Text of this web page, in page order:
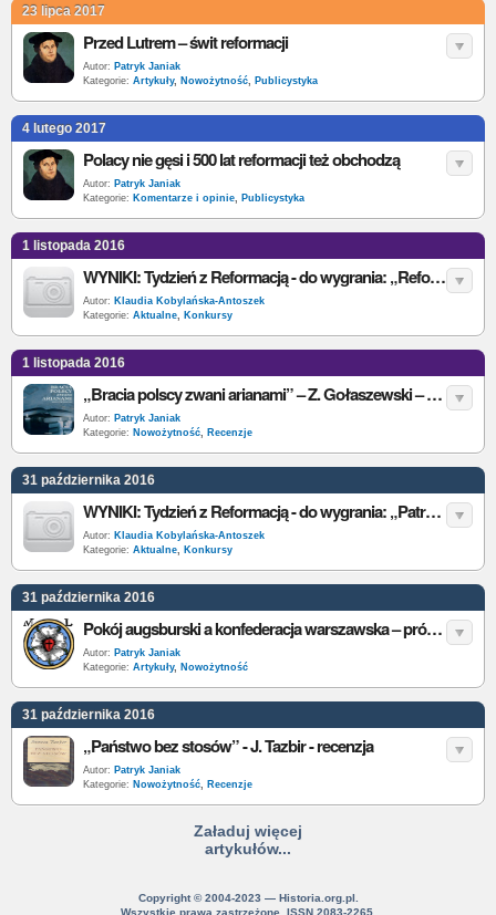
23 lipca 2017
Przed Lutrem – świt reformacji
Autor: Patryk Janiak
Kategorie: Artykuły, Nowożytność, Publicystyka
4 lutego 2017
Polacy nie gęsi i 500 lat reformacji też obchodzą
Autor: Patryk Janiak
Kategorie: Komentarze i opinie, Publicystyka
1 listopada 2016
WYNIKI: Tydzień z Reformacją - do wygrania: „Reformatorzy”
Autor: Klaudia Kobylańska-Antoszek
Kategorie: Aktualne, Konkursy
1 listopada 2016
„Bracia polscy zwani arianami” – Z. Gołaszewski – recenzja
Autor: Patryk Janiak
Kategorie: Nowożytność, Recenzje
31 października 2016
WYNIKI: Tydzień z Reformacją - do wygrania: „Patrzeć, dostrzec, zrozumieć. O ewangelickiej wrażliwości na sztukę”
Autor: Klaudia Kobylańska-Antoszek
Kategorie: Aktualne, Konkursy
31 października 2016
Pokój augsburski a konfederacja warszawska – próba porównania
Autor: Patryk Janiak
Kategorie: Artykuły, Nowożytność
31 października 2016
„Państwo bez stosów” - J. Tazbir - recenzja
Autor: Patryk Janiak
Kategorie: Nowożytność, Recenzje
Załaduj więcej
artykułów...
Copyright © 2004-2023 — Historia.org.pl.
Wszystkie prawa zastrzeżone. ISSN 2083-2265.